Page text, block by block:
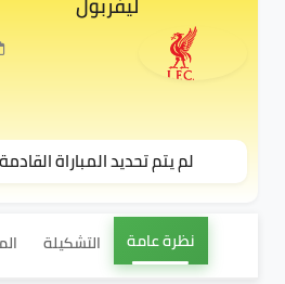
لم يتم تحديد المباراة
نظرة عامة التشكيلة